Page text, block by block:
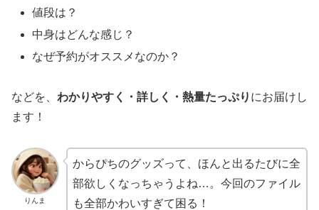
値段は？
中身はどんな感じ？
なぜ予約がオススメなのか？
などを、 わかりやすく・詳しく・熱量たっぷり にお届けし
ます！
りんま
からぴちのグッズって、ほんと出るたびに全
部欲しくなっちゃうよね…。今回のファイル
も全部かわいすぎて困る！